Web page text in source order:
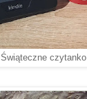
Świąteczne czytanko